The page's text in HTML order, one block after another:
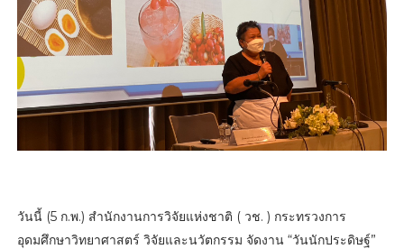
วันนี้ (5 ก.พ.) สำนักงานการวิจัยแห่งชาติ ( วช. ) กระทรวงการ
อุดมศึกษาวิทยาศาสตร์ วิจัยและนวัตกรรม จัดงาน “วันนักประดิษฐ์”